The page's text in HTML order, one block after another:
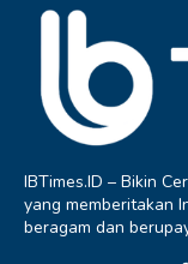
IBTimes.ID – Bikin
yang memberitakan
beragam dan